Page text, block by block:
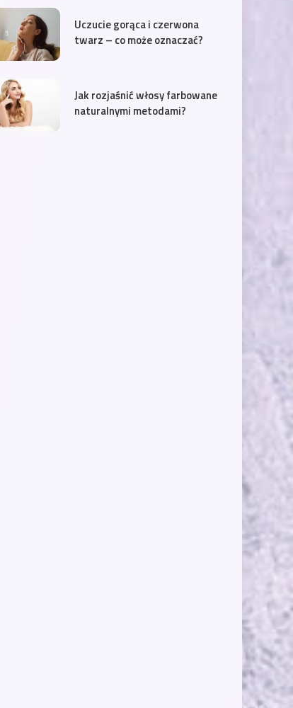
Uczucie gorąca i czerwona
twarz – co może oznaczać?
Jak rozjaśnić włosy farbowane
naturalnymi metodami?